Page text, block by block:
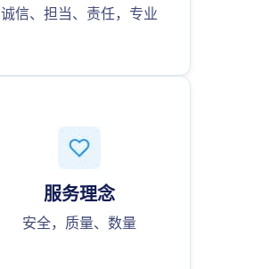
诚信、担当、责任，专业
服务理念
安全，质量、数量